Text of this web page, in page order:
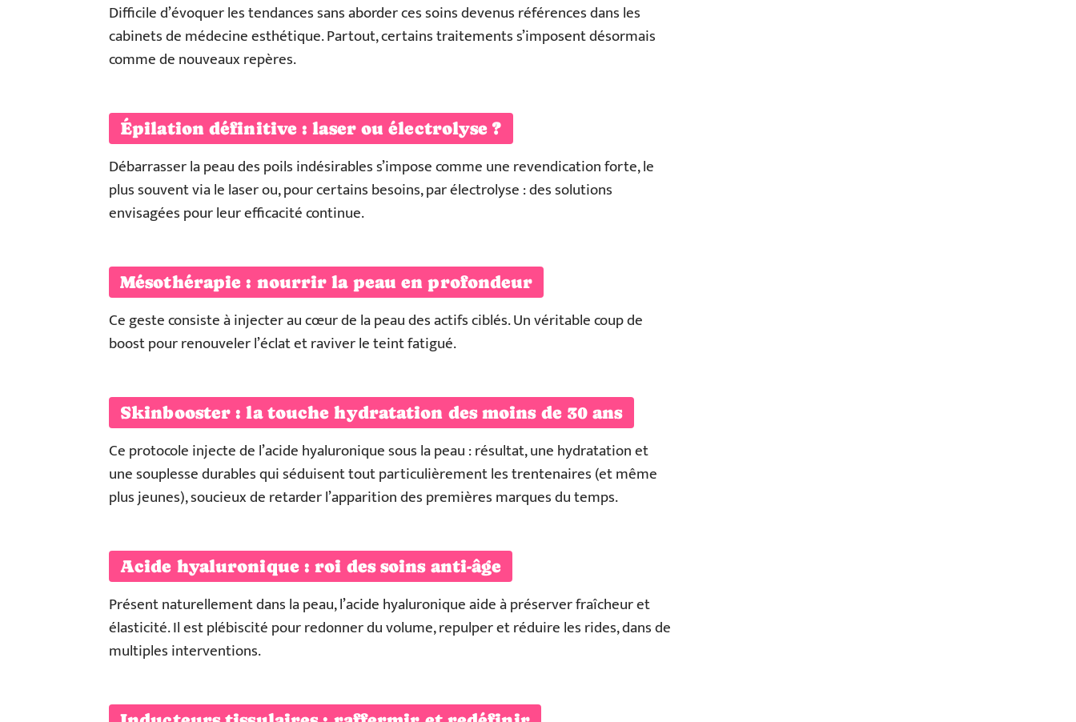
Difficile d’évoquer les tendances sans aborder ces soins devenus références dans les
cabinets de médecine esthétique. Partout, certains traitements s’imposent désormais
comme de nouveaux repères.
Épilation définitive : laser ou électrolyse ?
Débarrasser la peau des poils indésirables s’impose comme une revendication forte, le
plus souvent via le laser ou, pour certains besoins, par électrolyse : des solutions
envisagées pour leur efficacité continue.
Mésothérapie : nourrir la peau en profondeur
Ce geste consiste à injecter au cœur de la peau des actifs ciblés. Un véritable coup de
boost pour renouveler l’éclat et raviver le teint fatigué.
Skinbooster : la touche hydratation des moins de 30 ans
Ce protocole injecte de l’acide hyaluronique sous la peau : résultat, une hydratation et
une souplesse durables qui séduisent tout particulièrement les trentenaires (et même
plus jeunes), soucieux de retarder l’apparition des premières marques du temps.
Acide hyaluronique : roi des soins anti-âge
Présent naturellement dans la peau, l’acide hyaluronique aide à préserver fraîcheur et
élasticité. Il est plébiscité pour redonner du volume, repulper et réduire les rides, dans de
multiples interventions.